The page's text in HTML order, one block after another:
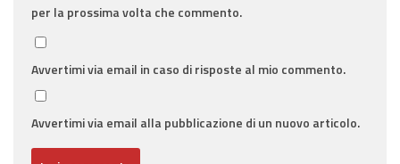
per la prossima volta che commento.
Avvertimi via email in caso di risposte al mio commento.
Avvertimi via email alla pubblicazione di un nuovo articolo.